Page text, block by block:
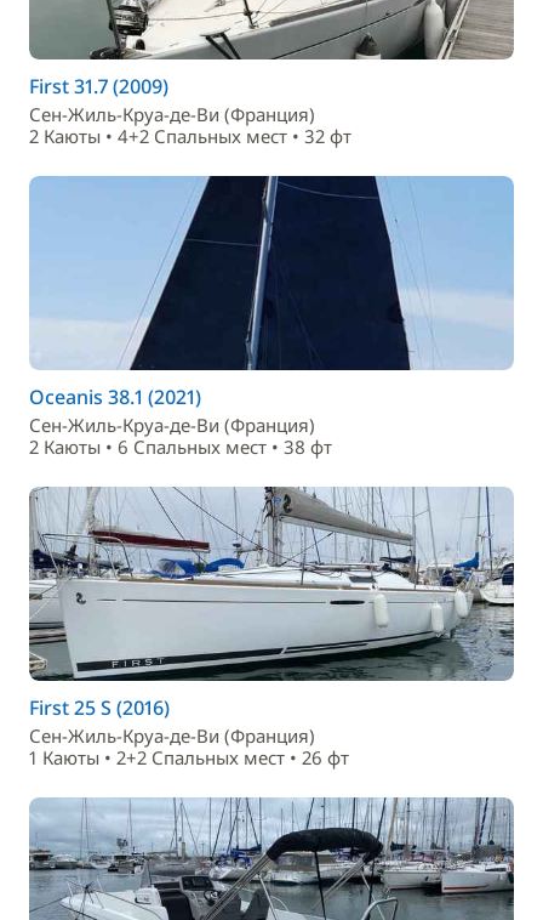
First 31.7 (2009)
Сен-Жиль-Круа-де-Ви (Франция)
2 Каюты • 4+2 Спальныx мест • 32 фт
Oceanis 38.1 (2021)
Сен-Жиль-Круа-де-Ви (Франция)
2 Каюты • 6 Спальныx мест • 38 фт
First 25 S (2016)
Сен-Жиль-Круа-де-Ви (Франция)
1 Каюты • 2+2 Спальныx мест • 26 фт